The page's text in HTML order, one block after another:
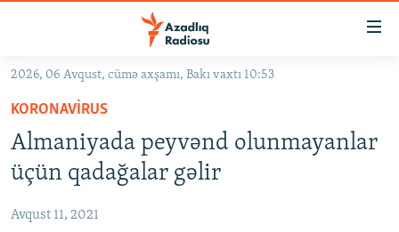
Əsas
qayıt
Əsas
qayıt
#İZAHLA
KORRUPSIOMETR
#ƏSLINDƏ
FƏRQƏ BAX
2026, 06 Avqust, cümə axşamı, Bakı vaxtı 10:53
KORONAVIRUS
Almaniyada peyvənd olunmayanlar
üçün qadağalar gəlir
Avqust 11, 2021